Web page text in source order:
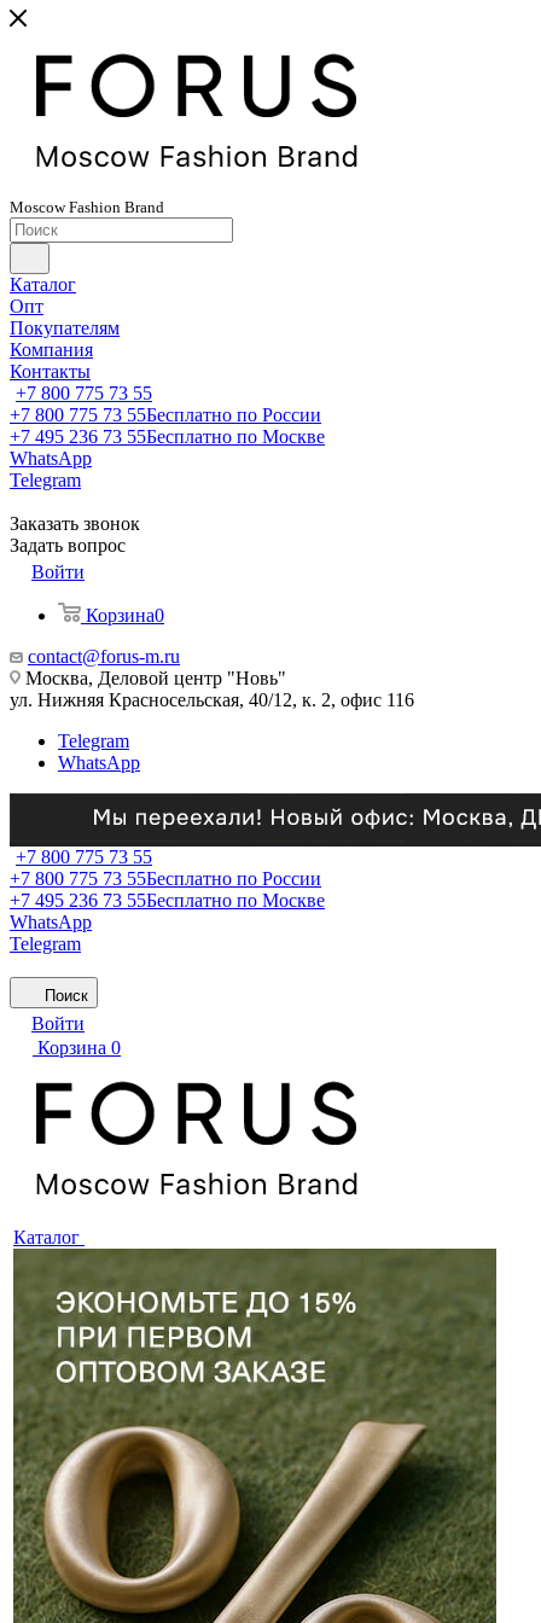
MoscowFashion Brand
Каталог
Опт
Покупателям
Компания
Контакты
+7 800 775 73 55
+7 800 775 73 55Бесплатно по России
+7 495 236 73 55Бесплатно по Москве
WhatsApp
Telegram
Заказать звонок
Задать вопрос
Войти
Корзина0
contact@forus-m.ru
Москва, Деловой центр "Новь"
ул. Нижняя Красносельская, 40/12, к. 2, офис 116
Telegram
WhatsApp
+7 800 775 73 55
+7 800 775 73 55Бесплатно по России
+7 495 236 73 55Бесплатно по Москве
WhatsApp
Telegram
Поиск
Войти
Корзина 0
Каталог